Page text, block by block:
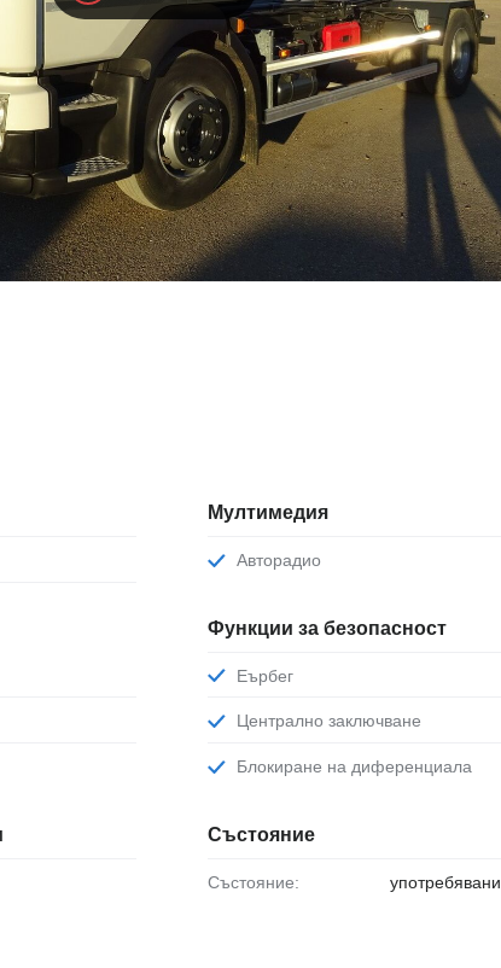
Мултимедия
Авторадио
Функции за безопасност
Еърбег
Централно заключване
Блокиране на диференциала
Състояние
Състояние: употребявани